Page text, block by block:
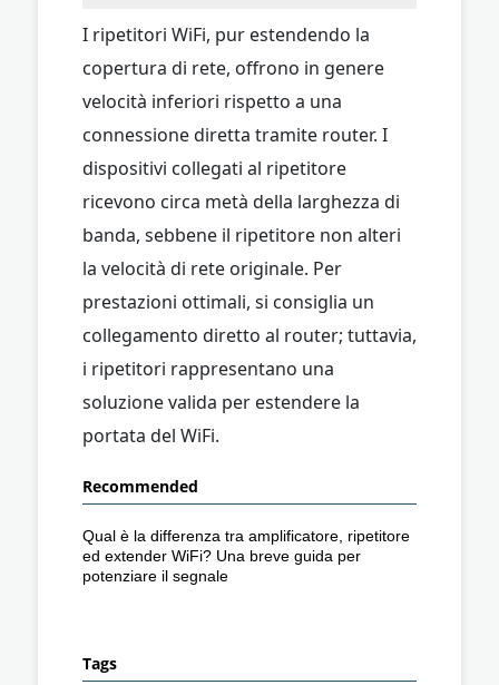
I ripetitori WiFi, pur estendendo la
copertura di rete, offrono in genere
velocità inferiori rispetto a una
connessione diretta tramite router. I
dispositivi collegati al ripetitore
ricevono circa metà della larghezza di
banda, sebbene il ripetitore non alteri
la velocità di rete originale. Per
prestazioni ottimali, si consiglia un
collegamento diretto al router; tuttavia,
i ripetitori rappresentano una
soluzione valida per estendere la
portata del WiFi.
Recommended
Qual è la differenza tra amplificatore, ripetitore
ed extender WiFi? Una breve guida per
potenziare il segnale
Tags